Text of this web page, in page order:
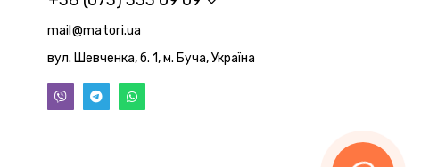
mail@matori.ua
вул. Шевченка, б. 1, м. Буча, Україна